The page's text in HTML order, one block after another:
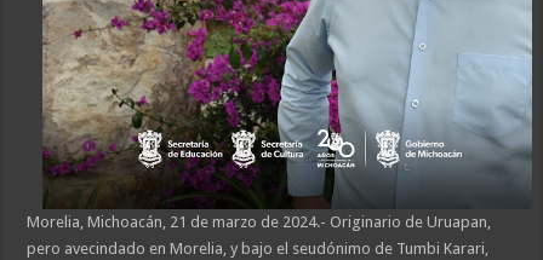
Morelia, Michoacán, 21 de marzo de 2024.- Originario de Uruapan,
pero avecindado en Morelia, y bajo el seudónimo de Tumbi Karari,